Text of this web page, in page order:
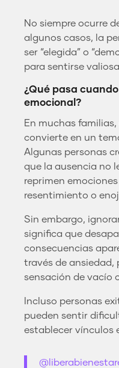
No siempre ocurre
algunos casos, la
ser “elegida” o
para sentirse
¿Qué pasa
emocional?
En muchas
convierte en un
Algunas personas
que la ausencia no
reprimen
resentimiento o
Sin embargo,
significa que
consecuencias
través de ansiedad,
sensación de vacío
Incluso personas
pueden sentir
establecer vínculos